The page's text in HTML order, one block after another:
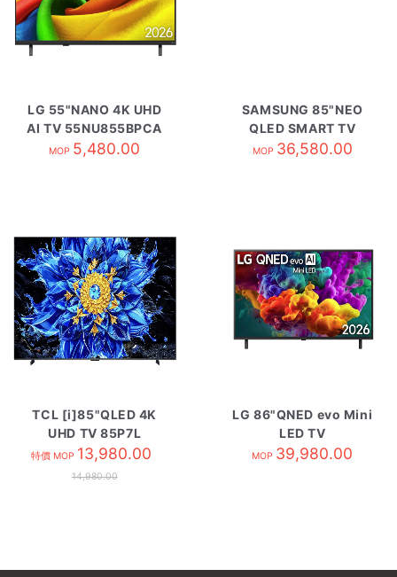
LG 55"NANO 4K UHD
AI TV 55NU855BPCA
MOP 5,480.00
SAMSUNG 85"NEO
QLED SMART TV
QA85QN70HAJXZK
MOP 36,580.00
TCL [i]85"QLED 4K
UHD TV 85P7L
特價 MOP 13,980.00
14,980.00
LG 86"QNED evo Mini
LED TV
86QNED85BCA
MOP 39,980.00